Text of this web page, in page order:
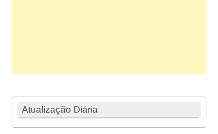
Atualização Diária